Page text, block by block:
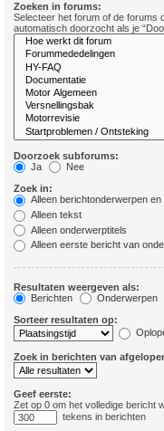
Zoeken in forums:
Selecteer het forum of de forums
automatisch doorzocht als je
Doorzoek subforums:
Ja
Nee
Zoek in:
Alleen berichtonderwerpen en
Alleen tekst
Alleen onderwerptitels
Alleen eerste bericht van
Resultaten weergeven als:
Berichten
Onderwerpen
Sorteer resultaten op:
Zoek in berichten van
Geef eerste:
Zet op 0 om het volledige bericht
tekens in berichten